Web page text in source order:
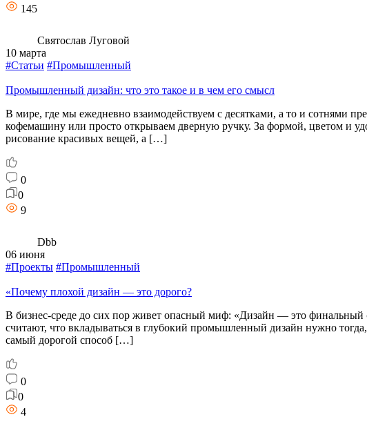
145
Святослав Луговой
10 марта
#Статьи #Промышленный
Промышленный дизайн: что это такое и в чем его смысл
В мире, где мы ежедневно взаимодействуем с десятками, а то и сотнями
кофемашину или просто открываем дверную ручку. За формой, цветом и
рисование красивых вещей, а […]
0
0
9
Dbb
06 июня
#Проекты #Промышленный
«Почему плохой дизайн — это дорого?
В бизнес-среде до сих пор живет опасный миф: «Дизайн — это финальный
считают, что вкладываться в глубокий промышленный дизайн нужно
самый дорогой способ […]
0
0
4